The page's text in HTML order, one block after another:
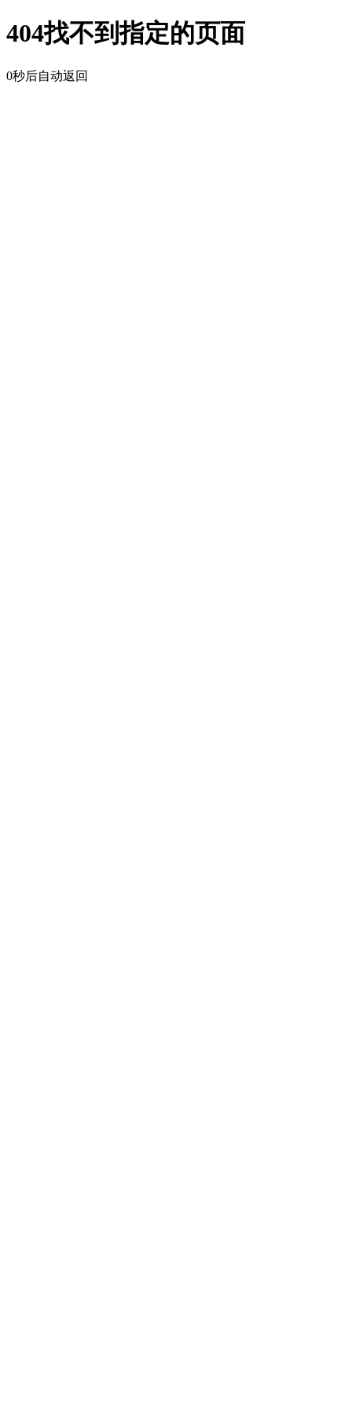
404找不到指定的页面
0秒后自动返回